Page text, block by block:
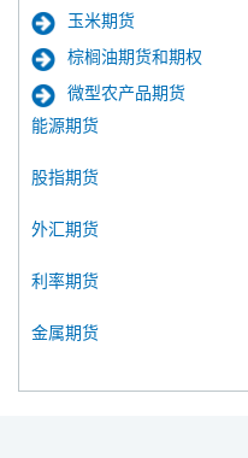
玉米期货
棕榈油期货和期权
微型农产品期货
能源期货
股指期货
外汇期货
利率期货
金属期货